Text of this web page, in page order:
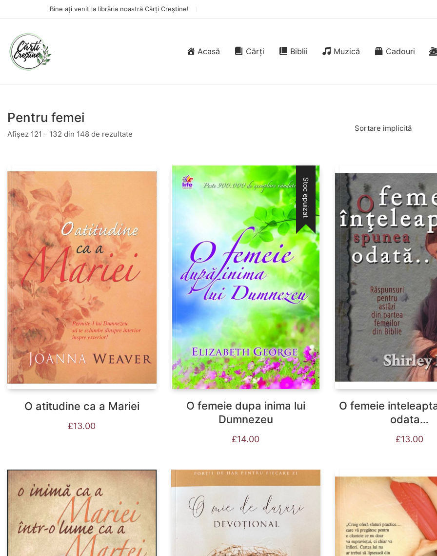
Bine ați venit la librăria noastră Cărți Creștine!
Acasă Cărți Biblii Muzică Cadouri
Pentru femei
Afișez 121 - 132 din 148 de rezultate
Sortare implicită
O atitudine ca a Mariei
£13.00
Stoc epuizat
O femeie dupa inima lui
Dumnezeu
£14.00
O femeie
odata…
£13.00